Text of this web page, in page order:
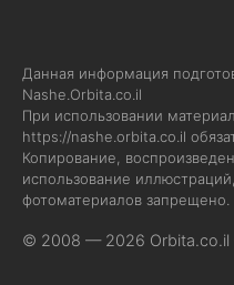
Данная информация
Nashe.Orbita.co.il
При использовании
https://nashe.orbita.co.il
Копирование,
использование
фотоматериалов запрещено.
© 2008 — 2026